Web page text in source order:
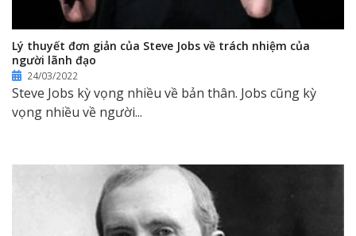
Lý thuyết đơn giản của Steve Jobs về trách nhiệm của
người lãnh đạo
24/03/2022
Steve Jobs kỳ vọng nhiều về bản thân. Jobs cũng kỳ
vọng nhiều về người...